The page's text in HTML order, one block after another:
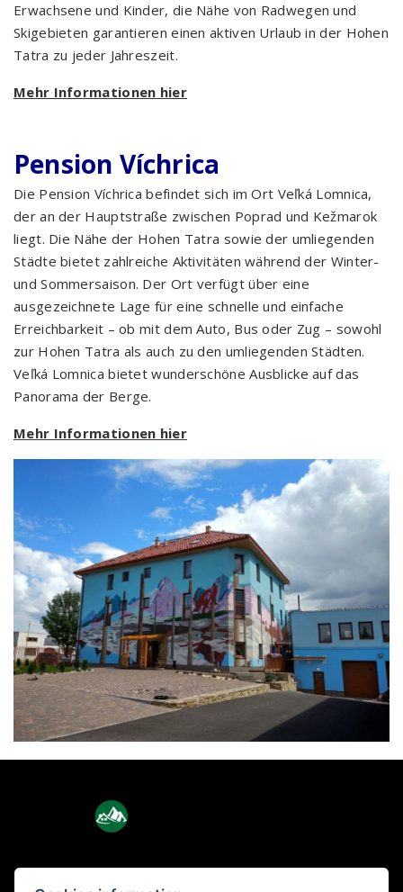
Erwachsene und Kinder, die Nähe von Radwegen und
Skigebieten garantieren einen aktiven Urlaub in der Hohen
Tatra zu jeder Jahreszeit.
Mehr Informationen hier
Pension Víchrica
Die Pension Víchrica befindet sich im Ort Veľká Lomnica,
der an der Hauptstraße zwischen Poprad und Kežmarok
liegt. Die Nähe der Hohen Tatra sowie der umliegenden
Städte bietet zahlreiche Aktivitäten während der Winter-
und Sommersaison. Der Ort verfügt über eine
ausgezeichnete Lage für eine schnelle und einfache
Erreichbarkeit – ob mit dem Auto, Bus oder Zug – sowohl
zur Hohen Tatra als auch zu den umliegenden Städten.
Veľká Lomnica bietet wunderschöne Ausblicke auf das
Panorama der Berge.
Mehr Informationen hier